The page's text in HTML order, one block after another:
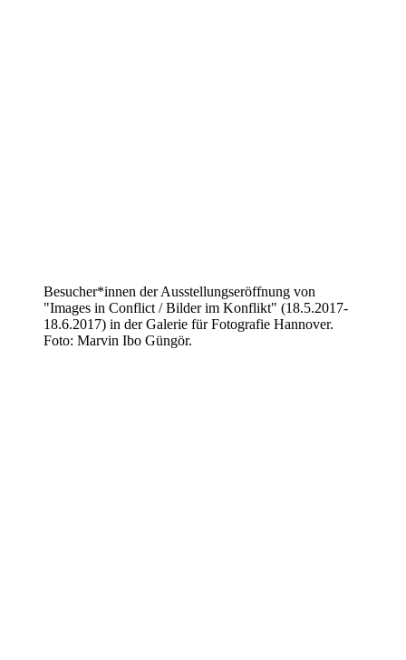
Besucher*innen der Ausstellungseröffnung von
"Images in Conflict / Bilder im Konflikt" (18.5.2017-
18.6.2017) in der Galerie für Fotografie Hannover.
Foto: Marvin Ibo Güngör.